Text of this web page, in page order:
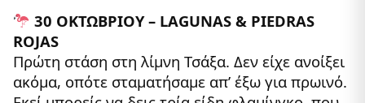
30 ΟΚΤΩΒΡΙΟΥ – LAGUNAS & PIEDRAS
ROJAS
Πρώτη στάση στη λίμνη Τσάξα. Δεν είχε ανοίξει
ακόμα, οπότε σταματήσαμε απ’ έξω για πρωινό.